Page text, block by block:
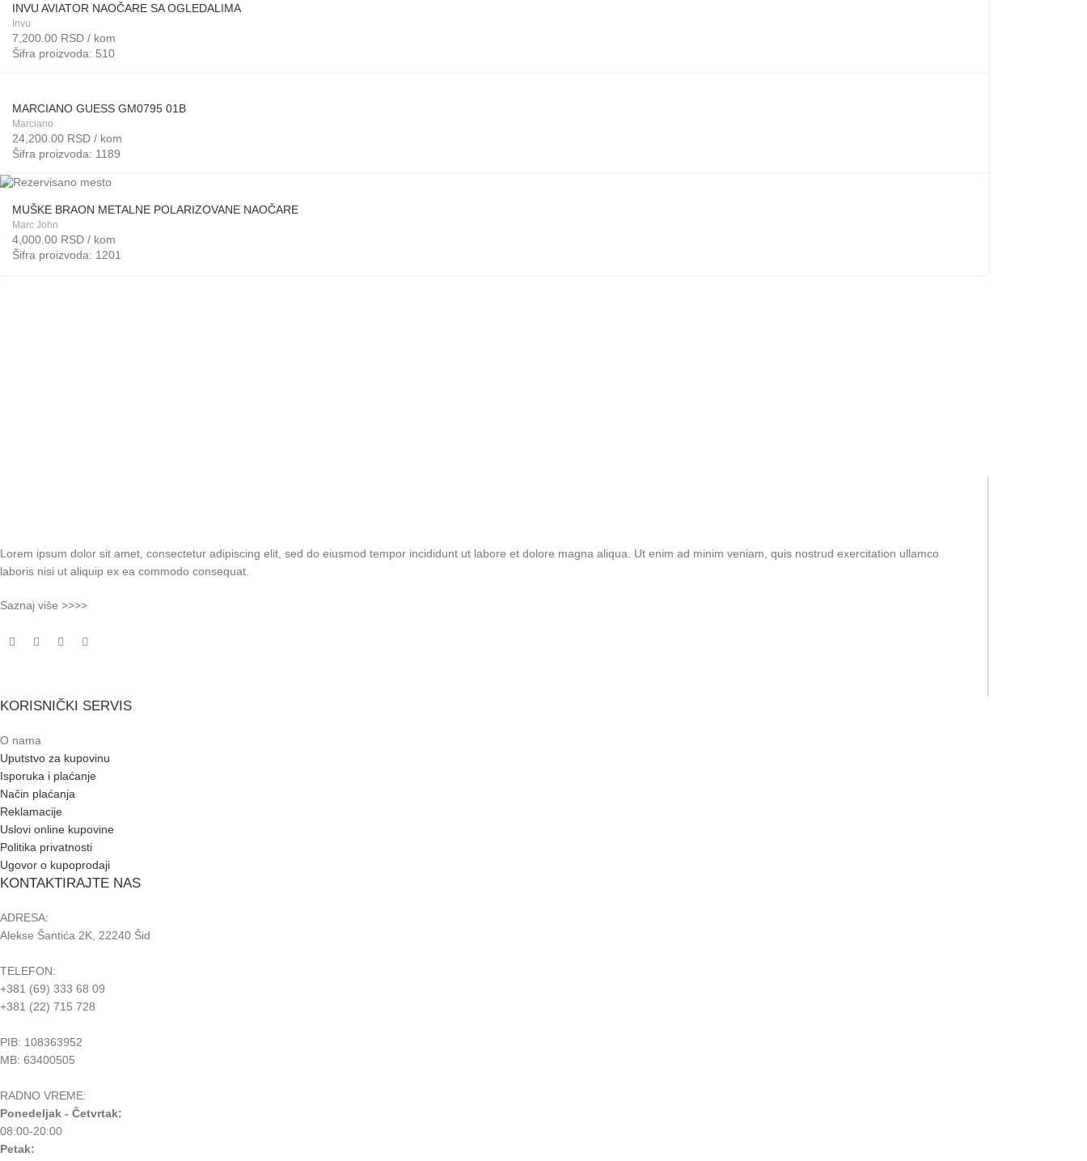
INVU AVIATOR NAOČARE SA OGLEDALIMA
Invu
7,200.00 RSD / kom
Šifra proizvoda: 510
MARCIANO GUESS GM0795 01B
Marciano
24,200.00 RSD / kom
Šifra proizvoda: 1189
MUŠKE BRAON METALNE POLARIZOVANE NAOČARE
Marc John
4,000.00 RSD / kom
Šifra proizvoda: 1201
Lorem ipsum dolor sit amet, consectetur adipiscing elit, sed do eiusmod tempor incididunt ut labore et dolore magna aliqua. Ut enim ad minim veniam, quis nostrud exercitation ullamco
laboris nisi ut aliquip ex ea commodo consequat.
Saznaj više >>>>
KORISNIČKI SERVIS
O nama
Uputstvo za kupovinu
Isporuka i plaćanje
Način plaćanja
Reklamacije
Uslovi online kupovine
Politika privatnosti
Ugovor o kupoprodaji
KONTAKTIRAJTE NAS
ADRESA:
Alekse Šantića 2K, 22240 Šid
TELEFON:
+381 (69) 333 68 09
+381 (22) 715 728
PIB: 108363952
MB: 63400505
RADNO VREME:
Ponedeljak - Četvrtak:
08:00-20:00
Petak: